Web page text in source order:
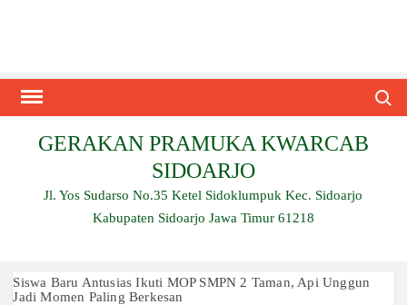
GERAKAN PRAMUKA KWARCAB
SIDOARJO
Jl. Yos Sudarso No.35 Ketel Sidoklumpuk Kec. Sidoarjo
Kabupaten Sidoarjo Jawa Timur 61218
Siswa Baru Antusias Ikuti MOP SMPN 2 Taman, Api Unggun
Jadi Momen Paling Berkesan